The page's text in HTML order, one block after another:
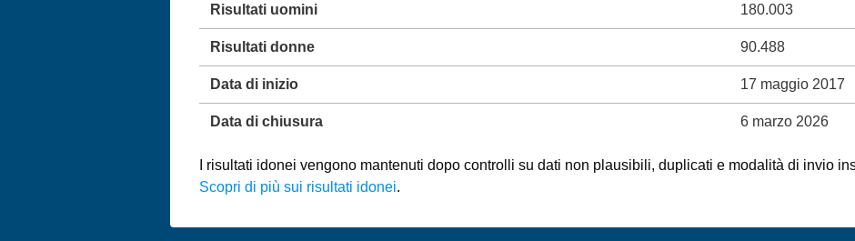
Risultati uomini 180.003
Risultati donne 90.488
Data di inizio 17 maggio 2017
Data di chiusura 6 marzo 2026
I risultati idonei vengono mantenuti dopo controlli su dati non plausibili, duplicati e modalità di invio
Scopri di più sui risultati idonei.